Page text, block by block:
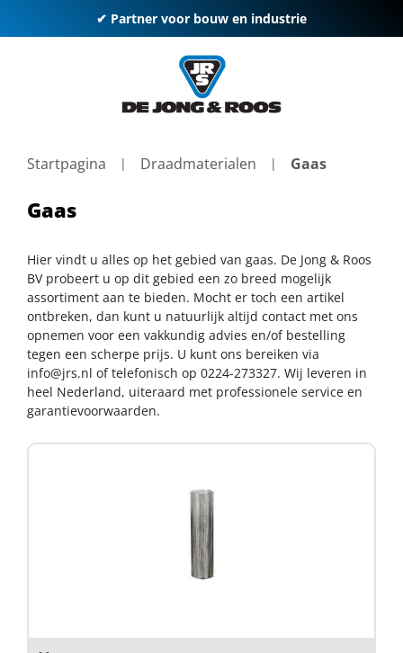
✔ Partner voor bouw en industrie
Startpagina Draadmaterialen Gaas
Gaas
Hier vindt u alles op het gebied van gaas. De Jong & Roos
BV probeert u op dit gebied een zo breed mogelijk
assortiment aan te bieden. Mocht er toch een artikel
ontbreken, dan kunt u natuurlijk altijd contact met ons
opnemen voor een vakkundig advies en/of bestelling
tegen een scherpe prijs. U kunt ons bereiken via
info@jrs.nl of telefonisch op 0224-273327. Wij leveren in
heel Nederland, uiteraard met professionele service en
garantievoorwaarden.